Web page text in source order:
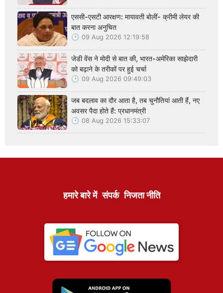
एससी-एसटी आरक्षण: मायावती बोलीं- क्रीमी लेयर की
बात करना अनुचित
09 Aug 2026 12:19:58
जेडी वेंस ने मोदी से बात की, भारत-अमेरिका साझेदारी
को बढ़ाने के तरीकों पर हुई चर्चा
09 Aug 2026 09:49:03
जब बदलाव का दौर आता है, तब चुनौतियां आती हैं, नए
अवसर पैदा होते हैं: प्रधानमंत्री
08 Aug 2026 15:33:07
हमारे बारे में संपर्क निजता नीति